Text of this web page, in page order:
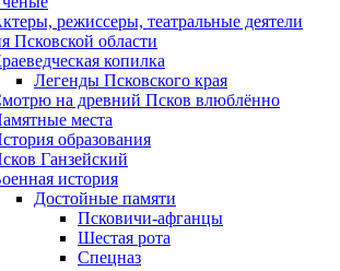
режиссеры, театральные деятели
Псковской области
копилка
Легенды Псковского края
на древний Псков влюблённо
места
образования
Ганзейский
история
Достойные памяти
Псковичи-афганцы
Шестая рота
Спецназ